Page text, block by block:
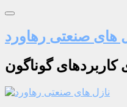
های صنعتی رهاورد
کاربردهای گوناگون